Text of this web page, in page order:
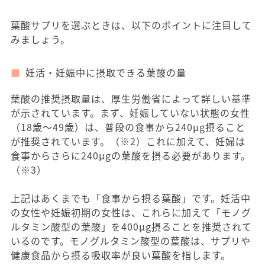
葉酸サプリを選ぶときは、以下のポイントに注目して
みましょう。
妊活・妊娠中に摂取できる葉酸の量
葉酸の推奨摂取量は、厚生労働省によって詳しい基準
が示されています。まず、妊娠していない状態の女性
（18歳〜49歳）は、普段の食事から240μg摂ること
が推奨されています。（※2）これに加えて、妊婦は
食事からさらに240μgの葉酸を摂る必要があります。
（※3）
上記はあくまでも「食事から摂る葉酸」です。妊活中
の女性や妊娠初期の女性は、これらに加えて「モノグ
ルタミン酸型の葉酸」を400μg摂ることを推奨されて
いるのです。モノグルタミン酸型の葉酸は、サプリや
健康食品から摂る吸収率が良い葉酸を指します。